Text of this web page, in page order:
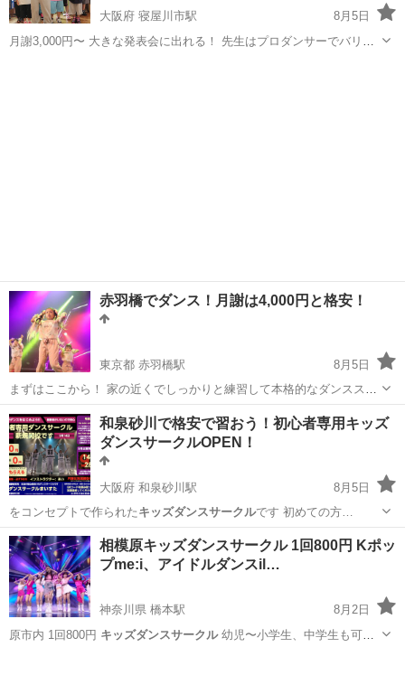
大阪府 寝屋川市駅
8月5日
月謝3,000円〜 大きな発表会に出れる！ 先生はプロダンサーでバリバ
赤羽橋でダンス！月謝は4,000円と格安！
東京都 赤羽橋駅
8月5日
まずはここから！ 家の近くでしっかりと練習して本格的なダンススタ
ジオへ！ をコンセプトにしたダンス未経験の子どもたちのためのダン
スサークルです 月謝はたったの4,000円！ ぜひ習いに来てくだ...
東京 港区 赤羽橋駅 ヒップホップ 月謝
和泉砂川で格安で習おう！初心者専用キッズ
ダンスサークルOPEN！
大阪府 和泉砂川駅
8月5日
をコンセプトで作られた キッズダンスサークル です 初めての方…
大阪 泉南市 和泉砂川駅 ヒップホップ キッズダンス
相模原キッズダンスサークル 1回800円 Kポッ
プme:i、アイドルダンスil…
神奈川県 橋本駅
8月2日
原市内 1回800円 キッズダンスサークル幼児〜小学生、中学生も可。